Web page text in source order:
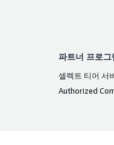
파트너 프로그
셀렉트 티어 서
Authorized